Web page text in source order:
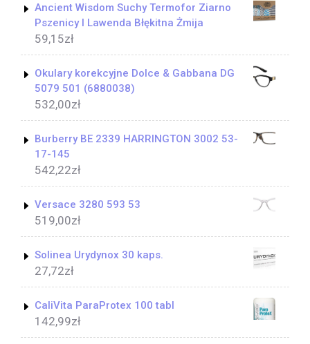
Ancient Wisdom Suchy Termofor Ziarno
Pszenicy I Lawenda Błękitna Żmija
59,15zł
Okulary korekcyjne Dolce & Gabbana DG
5079 501 (6880038)
532,00zł
Burberry BE 2339 HARRINGTON 3002 53-
17-145
542,22zł
Versace 3280 593 53
519,00zł
Solinea Urydynox 30 kaps.
27,72zł
CaliVita ParaProtex 100 tabl
142,99zł